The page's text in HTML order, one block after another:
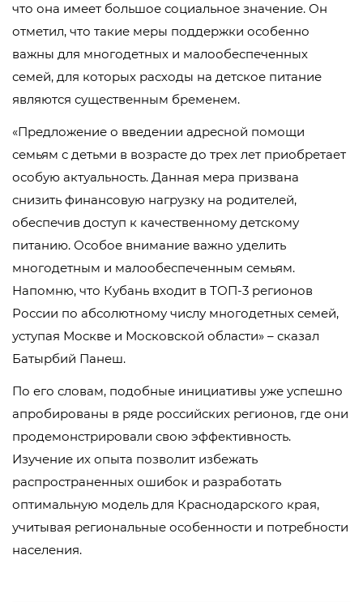
что она имеет большое социальное значение. Он
отметил, что такие меры поддержки особенно
важны для многодетных и малообеспеченных
семей, для которых расходы на детское питание
являются существенным бременем.
«Предложение о введении адресной помощи
семьям с детьми в возрасте до трех лет приобретает
особую актуальность. Данная мера призвана
снизить финансовую нагрузку на родителей,
обеспечив доступ к качественному детскому
питанию. Особое внимание важно уделить
многодетным и малообеспеченным семьям.
Напомню, что Кубань входит в ТОП-3 регионов
России по абсолютному числу многодетных семей,
уступая Москве и Московской области» – сказал
Батырбий Панеш.
По его словам, подобные инициативы уже успешно
апробированы в ряде российских регионов, где они
продемонстрировали свою эффективность.
Изучение их опыта позволит избежать
распространенных ошибок и разработать
оптимальную модель для Краснодарского края,
учитывая региональные особенности и потребности
населения.